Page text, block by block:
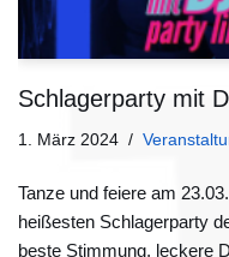
Schlagerparty mit
1. März 2024
Tanze und feiere am
heißesten Schlagerparty
beste Stimmung, leckere